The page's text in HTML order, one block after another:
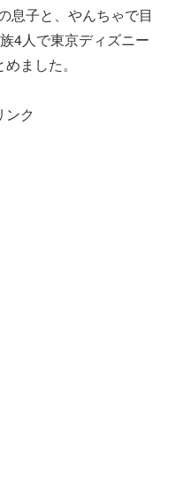
息子と、やんちゃで目
4人で東京ディズニー
ました。
ンク